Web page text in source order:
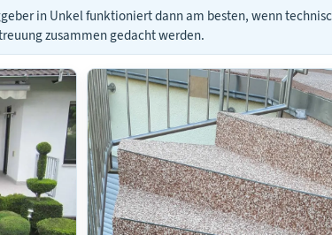
in Unkel funktioniert dann am besten, wenn
zusammen gedacht werden.